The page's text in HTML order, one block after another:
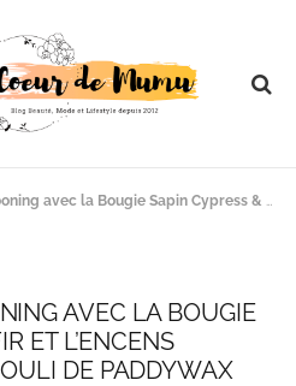
Sapin Cypress & Fir et l’Encens Tobacco & Patchouli de Paddywax
AVEC LA BOUGIE
ET L’ENCENS
DE PADDYWAX